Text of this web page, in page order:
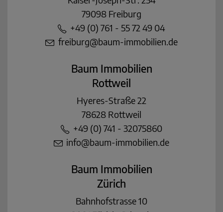
79098 Freiburg
+49 (0) 761 - 55 72 49 04
freiburg@baum-immobilien.de
Baum Immobilien
Rottweil
Hyeres-Straße 22
78628 Rottweil
+49 (0) 741 - 32075860
info@baum-immobilien.de
Baum Immobilien
Zürich
Bahnhofstrasse 10